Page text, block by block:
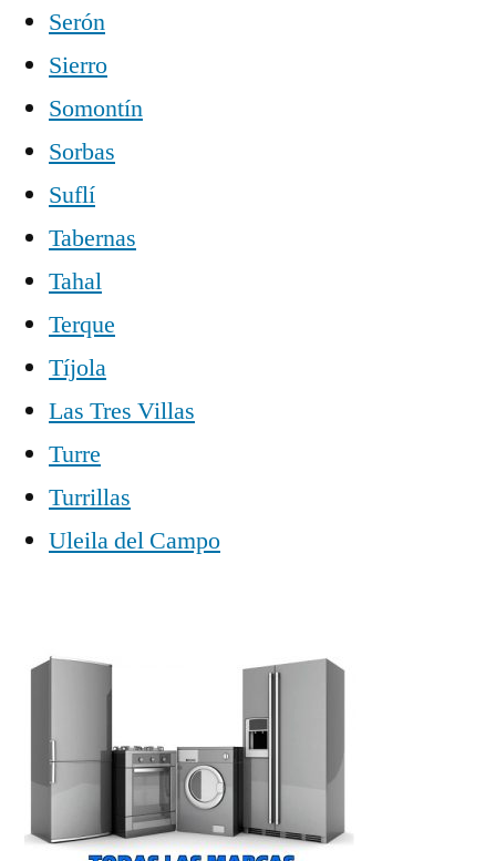
Serón
Sierro
Somontín
Sorbas
Suflí
Tabernas
Tahal
Terque
Tíjola
Las Tres Villas
Turre
Turrillas
Uleila del Campo